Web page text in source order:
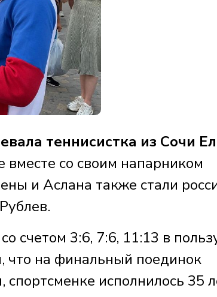
теннисистка из Сочи
вместе со своим напарником
и Аслана также стали
счетом 3:6, 7:6, 11:13 в
на финальный поединок
исполнилось 35